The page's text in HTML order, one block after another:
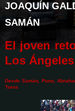
JOAQUÍN
SAMÁN
El joven
Los
Desde Samán, Puno,
Toros